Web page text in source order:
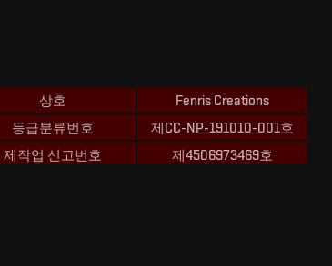
상호
Fenris Creations
등급분류번호
제CC-NP-191010-001호
제작업 신고번호
제4506973469호